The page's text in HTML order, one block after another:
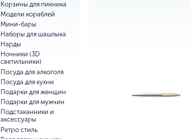
Корзины для пикника
Модели кораблей
Мини-бары
Наборы для шашлыка
Нарды
Ночники (3D
светильники)
Посуда для алкоголя
Посуда для кухни
Подарки для женщин
Подарки для мужчин
Подстаканники и
аксессуары
Ретро стиль